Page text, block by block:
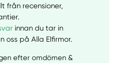
från recensioner,
innan du tar in
oss på Alla Elfirmor.
efter omdömen &